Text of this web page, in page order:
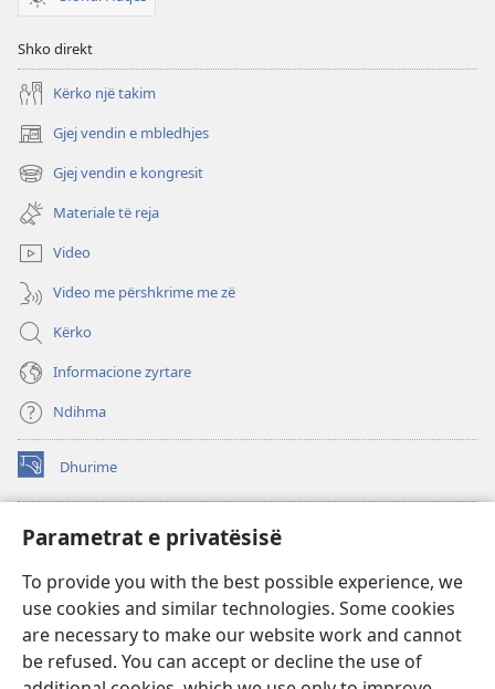
Parametrat e privatësisë
To provide you with the best possible experience, we
use cookies and similar technologies. Some cookies
are necessary to make our website work and cannot
be refused. You can accept or decline the use of
Shko direkt
Kërko një takim
Gjej vendin e mbledhjes
(hap
dritare
të
re)
Gjej vendin e kongresit
(hap
dritare
të
re)
Materiale të reja
Video
Video me përshkrime me zë
Kërko
Informacione zyrtare
Ndihma
Dhurime
(hap
dritare
re)
BIBLIOTEKA ONLINE Watchtower
(hap
të
re)
JW Hub
(hap
dritare
të
re)
JW Library
Biblioteka Watchtower